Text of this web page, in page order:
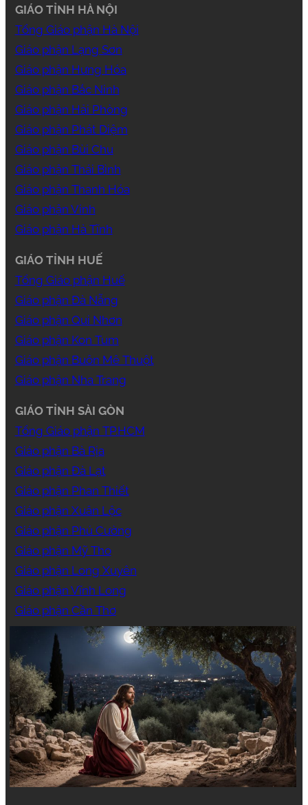
GIÁO TỈNH HÀ NỘI
Tổng Giáo phận Hà Nội
Giáo phận Lạng Sơn
Giáo phận Hưng Hóa
Giáo phận Bắc Ninh
Giáo phận Hải Phòng
Giáo phận Phát Diệm
Giáo phận Bùi Chu
Giáo phận Thái Bình
Giáo phận Thanh Hóa
Giáo phận Vinh
Giáo phận Hà Tĩnh
GIÁO TỈNH HUẾ
Tổng Giáo phận Huế
Giáo phận Đà Nẵng
Giáo phận Qui Nhơn
Giáo phận Kon Tum
Giáo phận Buôn Mê Thuột
Giáo phận Nha Trang
GIÁO TỈNH SÀI GÒN
Tổng Giáo phận TP.HCM
Giáo phận Bà Rịa
Giáo phận Đà Lạt
Giáo phận Phan Thiết
Giáo phận Xuân Lộc
Giáo phận Phú Cường
Giáo phận Mỹ Tho
Giáo phận Long Xuyên
Giáo phận Vĩnh Long
Giáo phận Cần Thơ